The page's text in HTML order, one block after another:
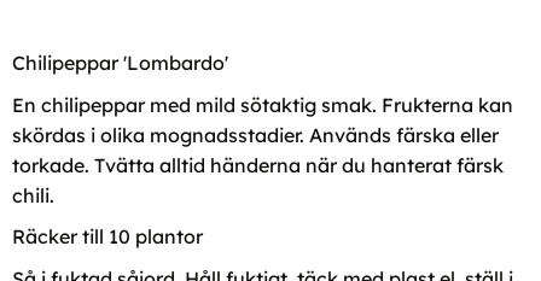
Chilipeppar 'Lombardo'
En chilipeppar med mild sötaktig smak. Frukterna kan
skördas i olika mognadsstadier. Används färska eller
torkade. Tvätta alltid händerna när du hanterat färsk
chili.
Räcker till 10 plantor